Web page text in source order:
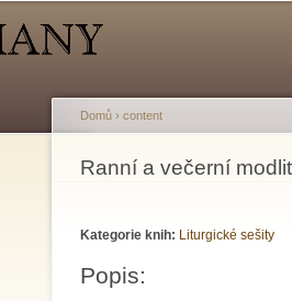
Jste zde
Domů › content
Ranní a večerní
Kategorie knih: Liturgické sešity
Popis: